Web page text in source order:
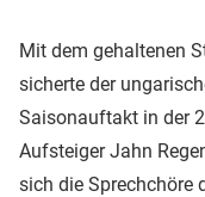
Mit dem gehaltenen
sicherte der
Saisonauftakt in der
Aufsteiger Jahn
sich die Sprechchöre